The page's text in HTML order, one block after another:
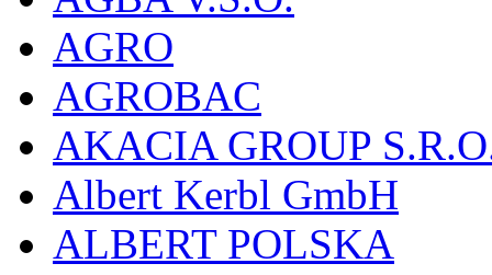
AGRO
AGROBAC
AKACIA GROUP
Albert Kerbl GmbH
ALBERT POLSKA